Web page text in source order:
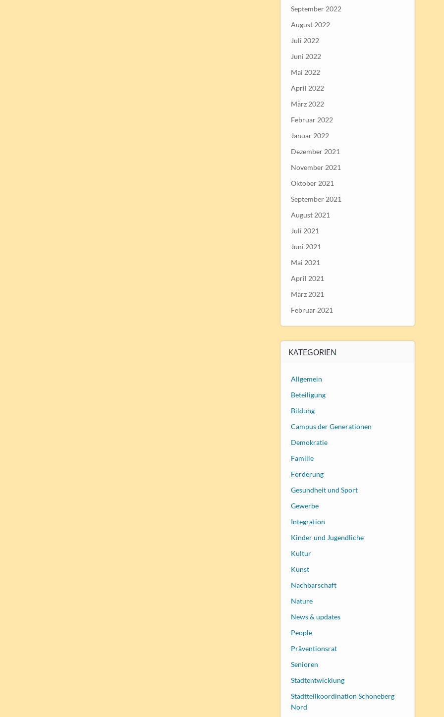
September 2022
August 2022
Juli 2022
Juni 2022
Mai 2022
April 2022
März 2022
Februar 2022
Januar 2022
Dezember 2021
November 2021
Oktober 2021
September 2021
August 2021
Juli 2021
Juni 2021
Mai 2021
April 2021
März 2021
Februar 2021
KATEGORIEN
Allgemein
Beteiligung
Bildung
Campus der Generationen
Demokratie
Familie
Förderung
Gesundheit und Sport
Gewerbe
Integration
Kinder und Jugendliche
Kultur
Kunst
Nachbarschaft
Nature
News & updates
People
Präventionsrat
Senioren
Stadtentwicklung
Stadtteilkoordination Schöneberg
Nord